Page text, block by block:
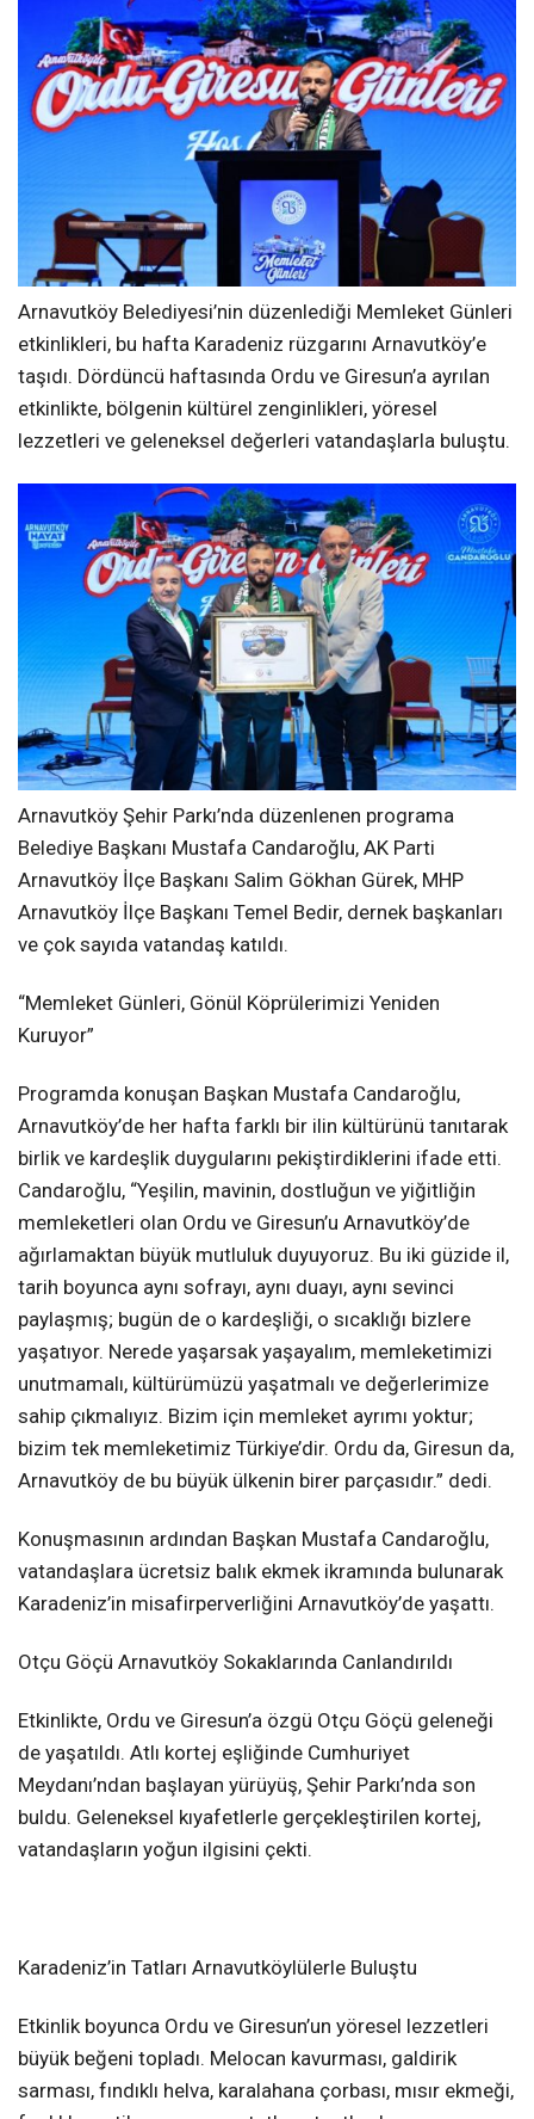
Arnavutköy Belediyesi’nin düzenlediği Memleket Günleri
etkinlikleri, bu hafta Karadeniz rüzgarını Arnavutköy’e
taşıdı. Dördüncü haftasında Ordu ve Giresun’a ayrılan
etkinlikte, bölgenin kültürel zenginlikleri, yöresel
lezzetleri ve geleneksel değerleri vatandaşlarla buluştu.
Arnavutköy Şehir Parkı’nda düzenlenen programa
Belediye Başkanı Mustafa Candaroğlu, AK Parti
Arnavutköy İlçe Başkanı Salim Gökhan Gürek, MHP
Arnavutköy İlçe Başkanı Temel Bedir, dernek başkanları
ve çok sayıda vatandaş katıldı.
“Memleket Günleri, Gönül Köprülerimizi Yeniden
Kuruyor”
Programda konuşan Başkan Mustafa Candaroğlu,
Arnavutköy’de her hafta farklı bir ilin kültürünü tanıtarak
birlik ve kardeşlik duygularını pekiştirdiklerini ifade etti.
Candaroğlu, “Yeşilin, mavinin, dostluğun ve yiğitliğin
memleketleri olan Ordu ve Giresun’u Arnavutköy’de
ağırlamaktan büyük mutluluk duyuyoruz. Bu iki güzide il,
tarih boyunca aynı sofrayı, aynı duayı, aynı sevinci
paylaşmış; bugün de o kardeşliği, o sıcaklığı bizlere
yaşatıyor. Nerede yaşarsak yaşayalım, memleketimizi
unutmamalı, kültürümüzü yaşatmalı ve değerlerimize
sahip çıkmalıyız. Bizim için memleket ayrımı yoktur;
bizim tek memleketimiz Türkiye’dir. Ordu da, Giresun da,
Arnavutköy de bu büyük ülkenin birer parçasıdır.” dedi.
Konuşmasının ardından Başkan Mustafa Candaroğlu,
vatandaşlara ücretsiz balık ekmek ikramında bulunarak
Karadeniz’in misafirperverliğini Arnavutköy’de yaşattı.
Otçu Göçü Arnavutköy Sokaklarında Canlandırıldı
Etkinlikte, Ordu ve Giresun’a özgü Otçu Göçü geleneği
de yaşatıldı. Atlı kortej eşliğinde Cumhuriyet
Meydanı’ndan başlayan yürüyüş, Şehir Parkı’nda son
buldu. Geleneksel kıyafetlerle gerçekleştirilen kortej,
vatandaşların yoğun ilgisini çekti.
Karadeniz’in Tatları Arnavutköylülerle Buluştu
Etkinlik boyunca Ordu ve Giresun’un yöresel lezzetleri
büyük beğeni topladı. Melocan kavurması, galdirik
sarması, fındıklı helva, karalahana çorbası, mısır ekmeği,